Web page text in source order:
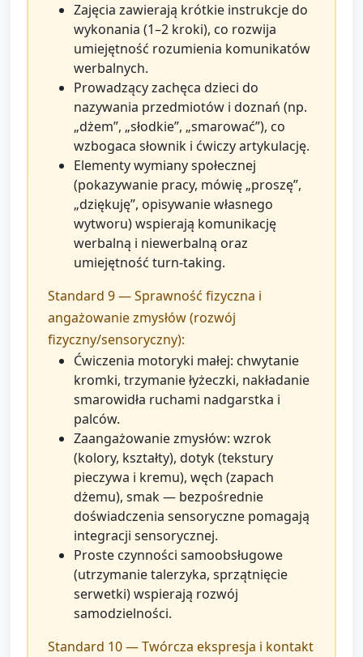
Zajęcia zawierają krótkie instrukcje do
wykonania (1–2 kroki), co rozwija
umiejętność rozumienia komunikatów
werbalnych.
Prowadzący zachęca dzieci do
nazywania przedmiotów i doznań (np.
„dżem”, „słodkie”, „smarować”), co
wzbogaca słownik i ćwiczy artykulację.
Elementy wymiany społecznej
(pokazywanie pracy, mówię „proszę”,
„dziękuję”, opisywanie własnego
wytworu) wspierają komunikację
werbalną i niewerbalną oraz
umiejętność turn-taking.
Standard 9 — Sprawność fizyczna i
angażowanie zmysłów (rozwój
fizyczny/sensoryczny):
Ćwiczenia motoryki małej: chwytanie
kromki, trzymanie łyżeczki, nakładanie
smarowidła ruchami nadgarstka i
palców.
Zaangażowanie zmysłów: wzrok
(kolory, kształty), dotyk (tekstury
pieczywa i kremu), węch (zapach
dżemu), smak — bezpośrednie
doświadczenia sensoryczne pomagają
integracji sensorycznej.
Proste czynności samoobsługowe
(utrzymanie talerzyka, sprzątnięcie
serwetki) wspierają rozwój
samodzielności.
Standard 10 — Twórcza ekspresja i kontakt